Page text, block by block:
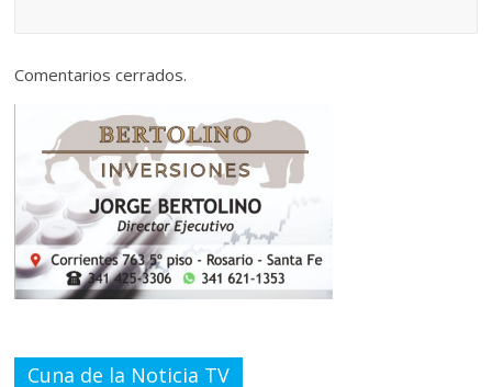
Comentarios cerrados.
Cuna de la Noticia TV